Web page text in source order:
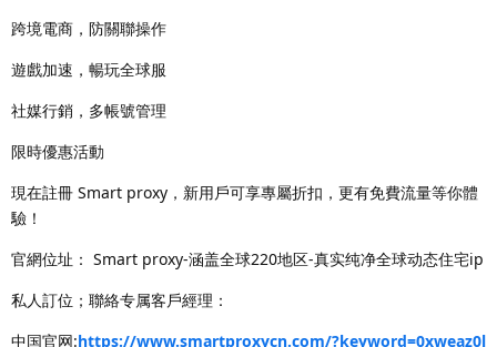
跨境電商，防關聯操作
遊戲加速，暢玩全球服
社媒行銷，多帳號管理
限時優惠活動
現在註冊 Smart proxy，新用戶可享專屬折扣，更有免費流量等你體
驗！
官網位址： Smart proxy-涵盖全球220地区-真实纯净全球动态住宅ip
私人訂位；聯絡专属客戶經理：
中国官网:https://www.smartproxycn.com/?keyword=0xweaz0l